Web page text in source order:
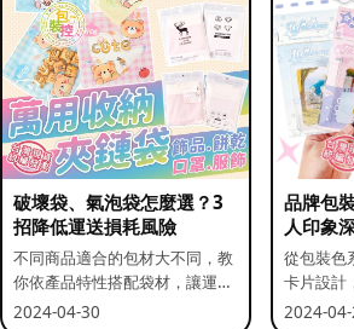
破壞袋、氣泡袋怎麼選？3
招降低運送損耗風險
不同商品適合的包材大不同，教
你依產品特性搭配袋材，讓運送
更安全。
2024-04-30
品牌包
人印象
從包裝色
卡片設計
關鍵要素
2024-